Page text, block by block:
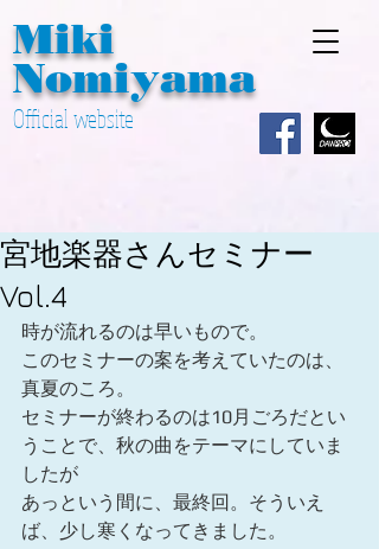
Miki ​
Nomiyama
Official website
宮地楽器さんセミナー
Vol.4
時が流れるのは早いもので。
このセミナーの案を考えていたのは、
真夏のころ。
セミナーが終わるのは10月ごろだとい
うことで、秋の曲をテーマにしていま
したが
あっという間に、最終回。そういえ
ば、少し寒くなってきました。